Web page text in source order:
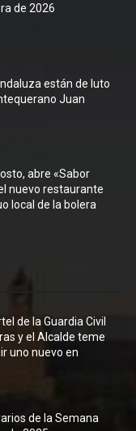
de 2026
están de luto
Juan
abre «Sabor
nuevo restaurante
local de la bolera
de la Guardia Civil
y el Alcalde teme
uno nuevo en
de la Semana